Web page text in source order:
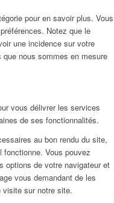
pour en savoir plus. Vous
Notez que le
une incidence sur votre
nous sommes en mesure
vous délivrer les services
de ses fonctionnalités.
au bon rendu du site,
Vous pouvez
options de votre navigateur et
vous demandant de les
visite sur notre site.